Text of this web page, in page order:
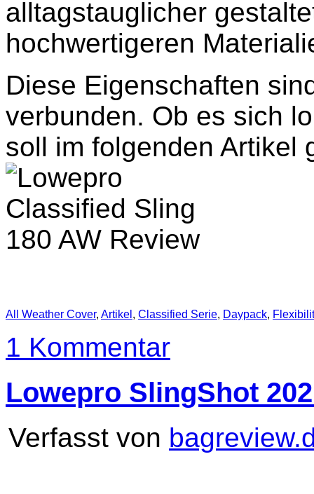
alltagstauglicher
hochwertigeren
Diese Eigenschaften
verbunden. Ob es sich
soll im folgenden Artikel
All Weather Cover, Artikel , Classified Serie, Daypack,
1 Kommentar
Lowepro SlingShot
Verfasst von